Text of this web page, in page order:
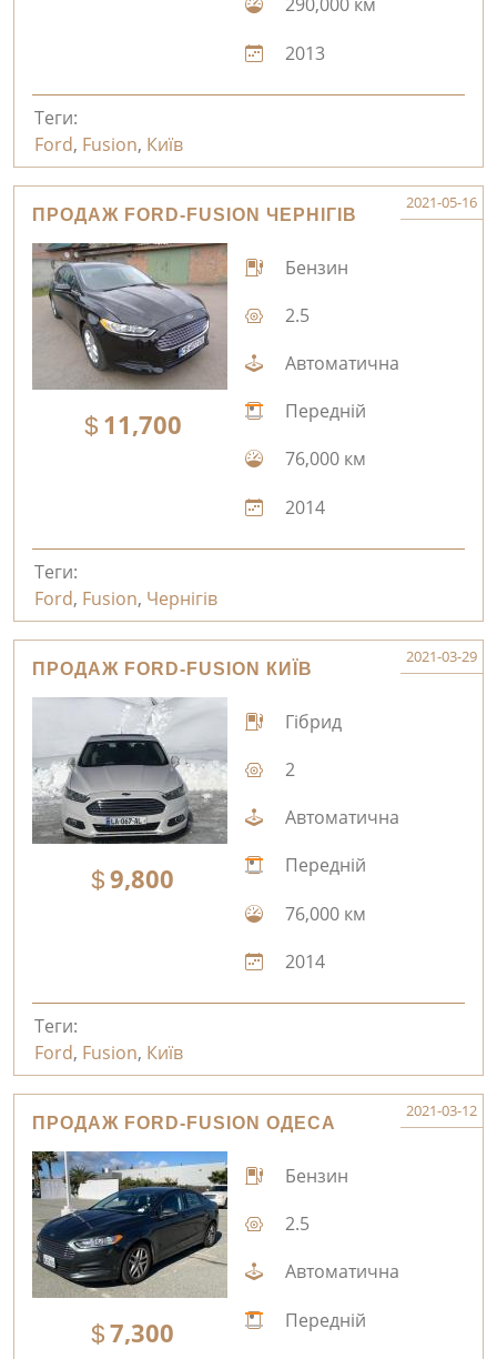
2013
Теги:
Ford, Fusion, Київ
ПРОДАЖ FORD-FUSION ЧЕРНІГІВ
2021-05-16
11,700
Бензин
2.5
Автоматична
Передній
76,000 км
2014
Теги:
Ford, Fusion, Чернігів
ПРОДАЖ FORD-FUSION КИЇВ
2021-03-29
9,800
Гібрид
2
Автоматична
Передній
76,000 км
2014
Теги:
Ford, Fusion, Київ
ПРОДАЖ FORD-FUSION ОДЕСА
2021-03-12
7,300
Бензин
2.5
Автоматична
Передній